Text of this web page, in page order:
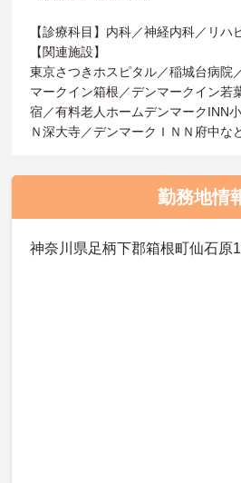
【診療科目】内科／神経内科／リハ
【関連施設】
東京さつきホスピタル／稲城台病院
マークイン箱根／デンマークイン若
宿／有料老人ホームデンマークINN
Ｎ深大寺／デンマークＩＮＮ府中な
勤務地情
神奈川県足柄下郡箱根町仙石原